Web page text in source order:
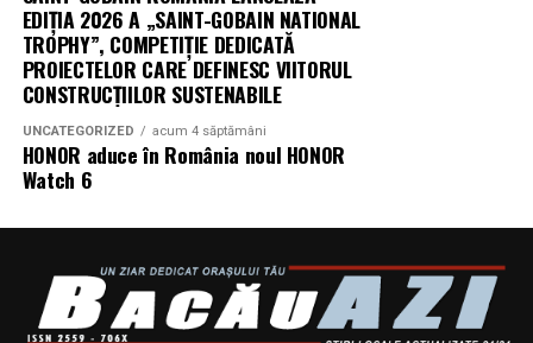
EDIȚIA 2026 A „SAINT-GOBAIN NATIONAL
TROPHY”, COMPETIȚIE DEDICATĂ
PROIECTELOR CARE DEFINESC VIITORUL
CONSTRUCȚIILOR SUSTENABILE
UNCATEGORIZED acum 4 săptămâni
HONOR aduce în România noul HONOR
Watch 6